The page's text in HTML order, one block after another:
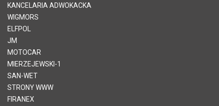
KANCELARIA ADWOKACKA
WIGMORS
ELFPOL
JM
MOTOCAR
MIERZEJEWSKI-1
SAN-WET
STRONY WWW
FIRANEX